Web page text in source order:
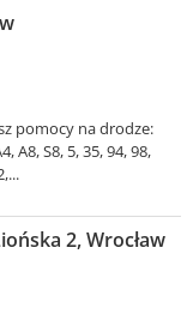
pomocy na drodze:
S8, 5, 35, 94, 98,
2, Wrocław